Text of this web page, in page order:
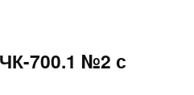
700.1 №2 с